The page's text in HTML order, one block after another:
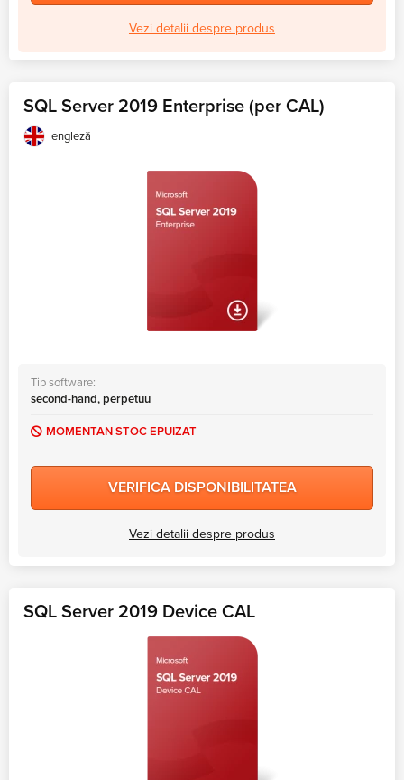
Vezi detalii despre produs
SQL Server 2019 Enterprise (per CAL)
engleză
Tip software:
second-hand, perpetuu
MOMENTAN STOC EPUIZAT
VERIFICA DISPONIBILITATEA
Vezi detalii despre produs
SQL Server 2019 Device CAL